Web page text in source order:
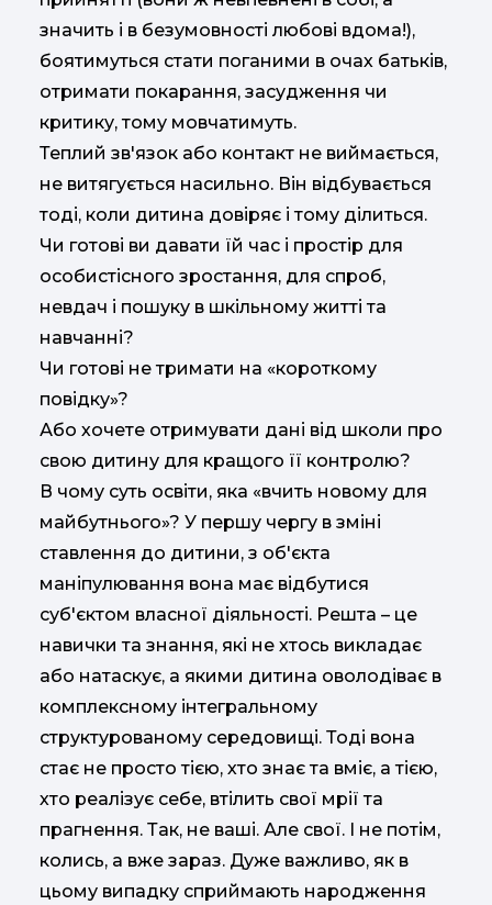
значить і в безумовності любові вдома!),
боятимуться стати поганими в очах батьків,
отримати покарання, засудження чи
критику, тому мовчатимуть.
Теплий зв'язок або контакт не виймається,
не витягується насильно. Він відбувається
тоді, коли дитина довіряє і тому ділиться.
Чи готові ви давати їй час і простір для
особистісного зростання, для спроб,
невдач і пошуку в шкільному житті та
навчанні?
Чи готові не тримати на «короткому
повідку»?
Або хочете отримувати дані від школи про
свою дитину для кращого її контролю?
В чому суть освіти, яка «вчить новому для
майбутнього»? У першу чергу в зміні
ставлення до дитини, з об'єкта
маніпулювання вона має відбутися
суб'єктом власної діяльності. Решта – це
навички та знання, які не хтось викладає
або натаскує, а якими дитина оволодіває в
комплексному інтегральному
структурованому середовищі. Тоді вона
стає не просто тією, хто знає та вміє, а тією,
хто реалізує себе, втілить свої мрії та
прагнення. Так, не ваші. Але свої. І не потім,
колись, а вже зараз. Дуже важливо, як в
цьому випадку сприймають народження